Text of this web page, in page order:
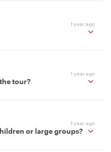
1 year ago
1 year ago
tour?
1 year ago
or large groups?